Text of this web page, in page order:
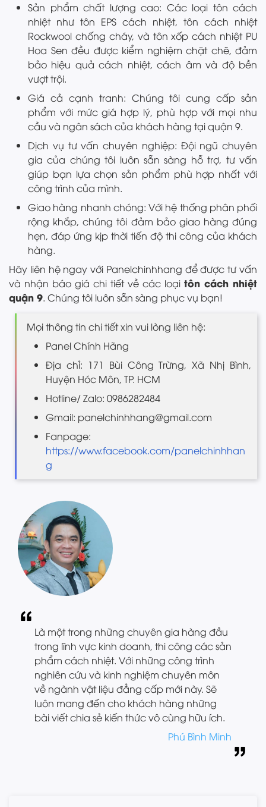
Sản phẩm chất lượng cao: Các loại tôn cách
nhiệt như tôn EPS cách nhiệt, tôn cách nhiệt
Rockwool chống cháy, và tôn xốp cách nhiệt PU
Hoa Sen đều được kiểm nghiệm chặt chẽ, đảm
bảo hiệu quả cách nhiệt, cách âm và độ bền
vượt trội.
Giá cả cạnh tranh: Chúng tôi cung cấp sản
phẩm với mức giá hợp lý, phù hợp với mọi nhu
cầu và ngân sách của khách hàng tại quận 9.
Dịch vụ tư vấn chuyên nghiệp: Đội ngũ chuyên
gia của chúng tôi luôn sẵn sàng hỗ trợ, tư vấn
giúp bạn lựa chọn sản phẩm phù hợp nhất với
công trình của mình.
Giao hàng nhanh chóng: Với hệ thống phân phối
rộng khắp, chúng tôi đảm bảo giao hàng đúng
hẹn, đáp ứng kịp thời tiến độ thi công của khách
hàng.
Hãy liên hệ ngay với Panelchinhhang để được tư vấn
và nhận báo giá chi tiết về các loại tôn cách nhiệt
quận 9. Chúng tôi luôn sẵn sàng phục vụ bạn!
Mọi thông tin chi tiết xin vui lòng liên hệ:
Panel Chính Hãng
Địa chỉ: 171 Bùi Công Trừng, Xã Nhị Bình,
Huyện Hóc Môn, TP. HCM
Hotline/ Zalo: 0986282484
Gmail: panelchinhhang@gmail.com
Fanpage:
https://www.facebook.com/panelchinhhan
g
Là một trong những chuyên gia hàng đầu
trong lĩnh vực kinh doanh, thi công các sản
phẩm cách nhiệt. Với những công trình
nghiên cứu và kinh nghiệm chuyên môn
về ngành vật liệu đẳng cấp mới này. Sẽ
luôn mang đến cho khách hàng những
bài viết chia sẻ kiến thức vô cùng hữu ích.
Phú Bình Minh